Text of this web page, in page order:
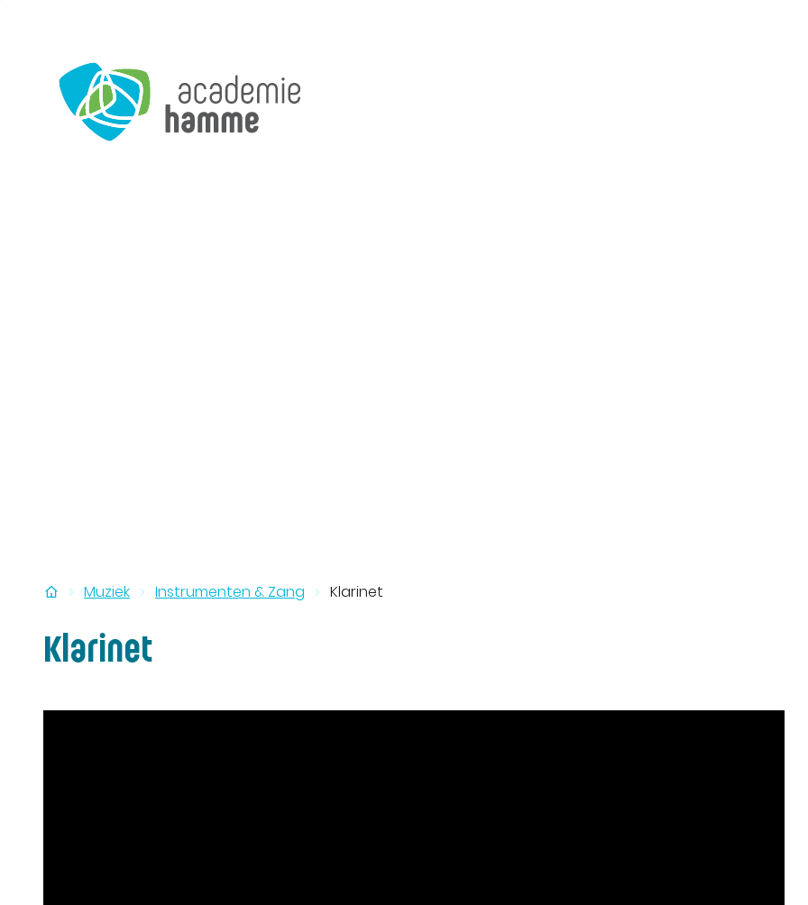
Academie Hamme
Startpagina
Muziek Instrumenten & Zang Klarinet
Klarinet